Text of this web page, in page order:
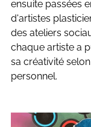
ensuite passées
d'artistes
des ateliers
chaque artiste a
sa créativité
personnel.